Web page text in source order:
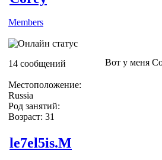
Members
14 сообщений
Местоположение:
Russia
Род занятий:
Возраст: 31
Вот у меня
le7el5is.M